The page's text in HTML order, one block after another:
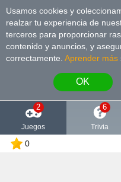
Usamos cookies y
realzar tu experiencia de
terceros para proporcionar
contenido y anuncios, y
correctamente. Aprender más
OK
2
Juegos
6
Trivia
0